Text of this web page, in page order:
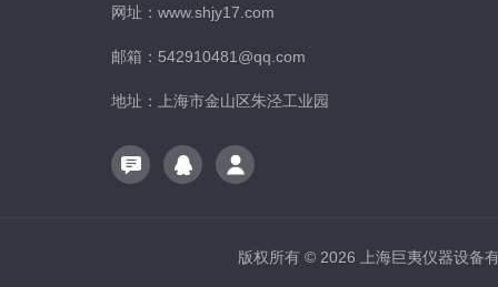
网址：www.shjy17.com
邮箱：542910481@qq.com
地址：上海市金山区朱泾工业园
版权所有 © 2026 上海巨夷仪器设